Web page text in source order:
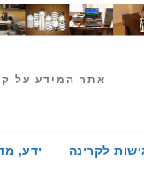
אתר המידע על
לקרינה ידע,